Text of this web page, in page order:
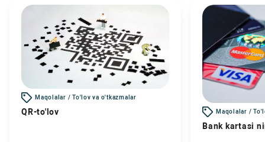
Maqolalar / To'lov va o'tkazmalar
QR-to'lov Maqolalar /
Bank kartasi